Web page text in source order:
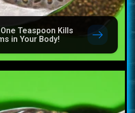
Teaspoon Kills
in Your Body!